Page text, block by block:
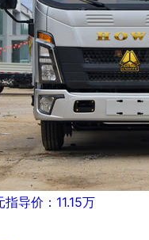
指导价：11.15万